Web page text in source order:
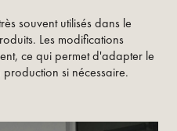
souvent utilisés dans le
Les modifications
ce qui permet d'adapter le
si nécessaire.